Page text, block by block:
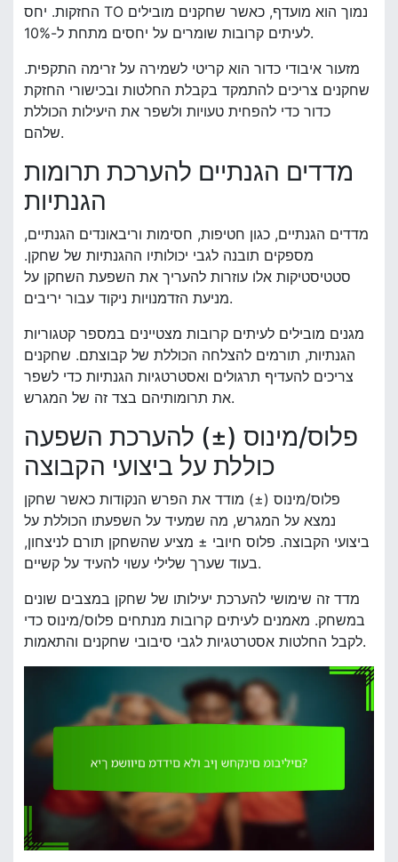
החזקות. יחס TO נמוך הוא מועדף, כאשר שחקנים מובילים
לעיתים קרובות שומרים על יחסים מתחת ל-10%.
מזעור איבודי כדור הוא קריטי לשמירה על זרימה התקפית.
שחקנים צריכים להתמקד בקבלת החלטות ובכישורי החזקת
כדור כדי להפחית טעויות ולשפר את היעילות הכוללת
שלהם.
מדדים הגנתיים להערכת תרומות
הגנתיות
מדדים הגנתיים, כגון חטיפות, חסימות וריבאונדים הגנתיים,
מספקים תובנה לגבי יכולותיו ההגנתיות של שחקן.
סטטיסטיקות אלו עוזרות להעריך את השפעת השחקן על
מניעת הזדמנויות ניקוד עבור יריבים.
מגנים מובילים לעיתים קרובות מצטיינים במספר קטגוריות
הגנתיות, תורמים להצלחה הכוללת של קבוצתם. שחקנים
צריכים להעדיף תרגולים ואסטרטגיות הגנתיות כדי לשפר
את תרומותיהם בצד זה של המגרש.
פלוס/מינוס (±) להערכת השפעה
כוללת על ביצועי הקבוצה
פלוס/מינוס (±) מודד את הפרש הנקודות כאשר שחקן
נמצא על המגרש, מה שמעיד על השפעתו הכוללת על
ביצועי הקבוצה. פלוס חיובי ± מציע שהשחקן תורם לניצחון,
בעוד שערך שלילי עשוי להעיד על קשיים.
מדד זה שימושי להערכת יעילותו של שחקן במצבים שונים
במשחק. מאמנים לעיתים קרובות מנתחים פלוס/מינוס כדי
לקבל החלטות אסטרטגיות לגבי סיבובי שחקנים והתאמות.